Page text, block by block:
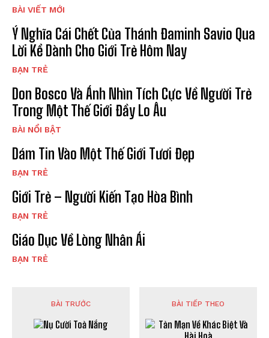
BÀI VIẾT MỚI
Ý Nghĩa Cái Chết Của Thánh Đaminh Savio Qua
Lời Kể Dành Cho Giới Trẻ Hôm Nay
BẠN TRẺ
Don Bosco Và Ánh Nhìn Tích Cực Về Người Trẻ
Trong Một Thế Giới Đầy Lo Âu
BÀI NỔI BẬT
Dám Tin Vào Một Thế Giới Tươi Đẹp
BẠN TRẺ
Giới Trẻ – Người Kiến Tạo Hòa Bình
BẠN TRẺ
Giáo Dục Về Lòng Nhân Ái
BẠN TRẺ
BÀI TRƯỚC BÀI TIẾP THEO